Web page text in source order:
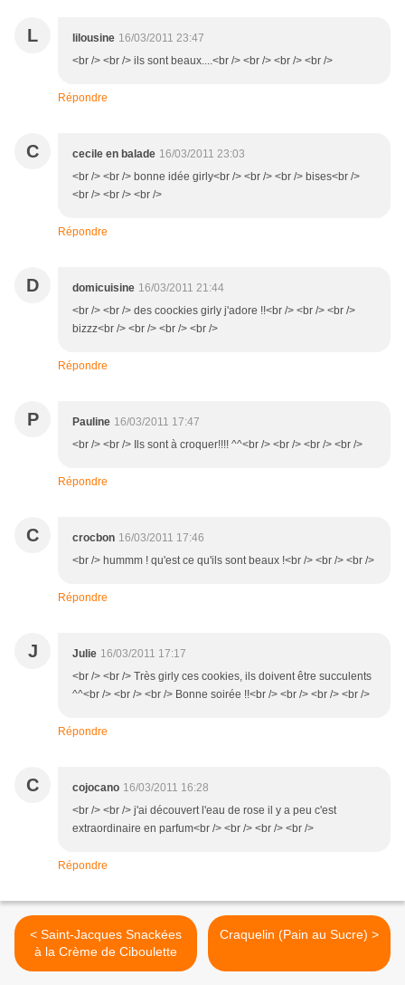
L lilousine 16/03/2011 23:47
<br /> <br /> ils sont beaux....<br /> <br /> <br /> <br />
Répondre
C cecile en balade 16/03/2011 23:03
<br /> <br /> bonne idée girly<br /> <br /> <br /> bises<br />
<br /> <br /> <br />
Répondre
D domicuisine 16/03/2011 21:44
<br /> <br /> des coockies girly j'adore !!<br /> <br /> <br />
bizzz<br /> <br /> <br /> <br />
Répondre
P Pauline 16/03/2011 17:47
<br /> <br /> Ils sont à croquer!!!! ^^<br /> <br /> <br /> <br />
Répondre
C crocbon 16/03/2011 17:46
<br /> hummm ! qu'est ce qu'ils sont beaux !<br /> <br /> <br />
Répondre
J Julie 16/03/2011 17:17
<br /> <br /> Très girly ces cookies, ils doivent être succulents
^^<br /> <br /> <br /> Bonne soirée !!<br /> <br /> <br /> <br />
Répondre
C cojocano 16/03/2011 16:28
<br /> <br /> j'ai découvert l'eau de rose il y a peu c'est
extraordinaire en parfum<br /> <br /> <br /> <br />
Répondre
< Saint-Jacques Snackées
à la Crème de Ciboulette
Craquelin (Pain au Sucre) >